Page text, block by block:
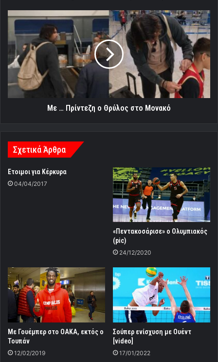
Με
Πρίντεζη
ο
Θρύλος
στο
Μονακό
Με … Πρίντεζη ο Θρύλος στο Μονακό
Σχετικά Άρθρα
Ετοιμοι για Κέρκυρα
04/04/2017
«Πεντακοσάρισε» ο Ολυμπιακός
(pic)
24/12/2020
Με Γουέμπερ στο ΟΑΚΑ, εκτός ο
Τουπάν
12/02/2019
Σούπερ ενίσχυση με Ουέντ
[video]
17/01/2022